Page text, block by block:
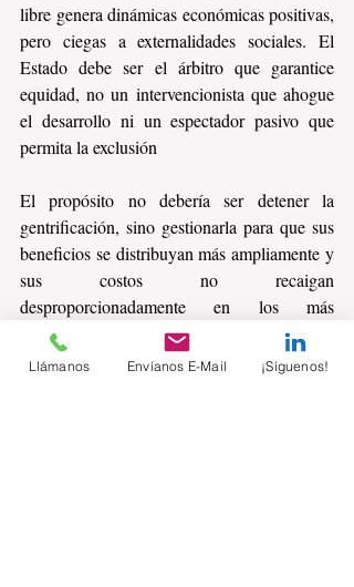
libre genera dinámicas económicas positivas,
pero ciegas a externalidades sociales. El
Estado debe ser el árbitro que garantice
equidad, no un intervencionista que ahogue
el desarrollo ni un espectador pasivo que
permita la exclusión
El propósito no debería ser detener la
gentrificación, sino gestionarla para que sus
beneficios se distribuyan más ampliamente y
sus costos no recaigan
desproporcionadamente en los más
vulnerables.
Llámanos Envíanos E-Mail ¡Síguenos!